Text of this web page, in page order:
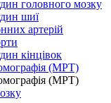
головного мозку
шиї
артерій
кінцівок
(МРТ)
(МРТ)